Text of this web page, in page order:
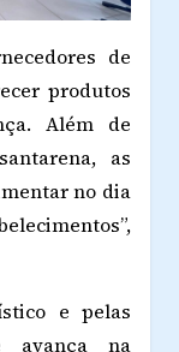
de
produtos
Além de
as
no dia
e pelas
avança na